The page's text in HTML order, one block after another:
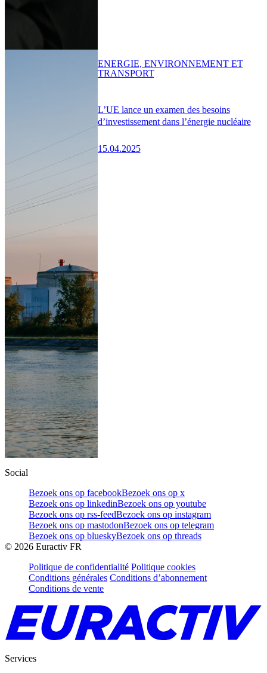
L’UE lance un examen des besoins
d’investissement dans l’énergie nucléaire
15.04.2025
ENERGIE, ENVIRONNEMENT ET
TRANSPORT
Social
Bezoek ons op facebookBezoek ons op x
Bezoek ons op linkedinBezoek ons op youtube
Bezoek ons op rss-feedBezoek ons op instagram
Bezoek ons op mastodonBezoek ons op telegram
Bezoek ons op blueskyBezoek ons op threads
© 2026 Euractiv FR
Politique de confidentialité Politique cookies
Conditions générales Conditions d’abonnement
Conditions de vente
Services